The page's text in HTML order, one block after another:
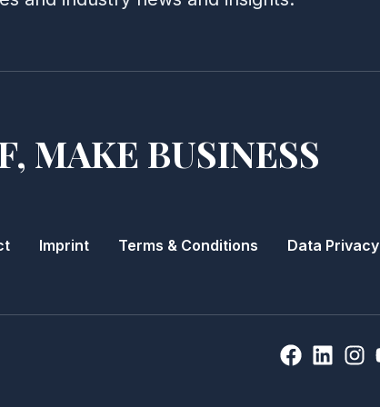
MAKE BUSINESS
Imprint Terms & Conditions Data Privacy